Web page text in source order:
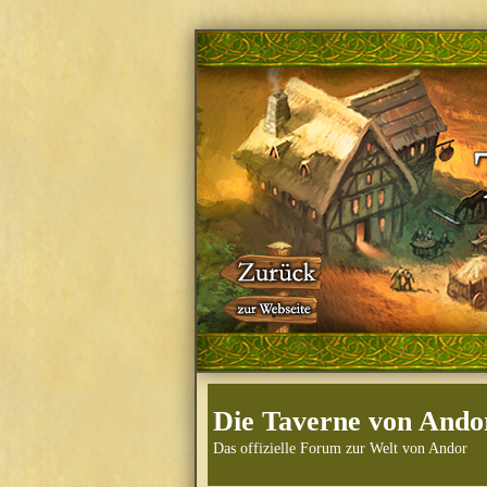
Die Taverne von
Das offizielle Forum zur Welt von Andor